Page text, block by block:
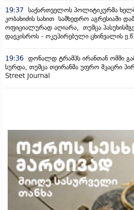
19:37 საქართველოს პოლიტიკურმა
კობახიძის სახით სამხედრო აგრესიაში
ოფიციალურად აღიარა, თუმცა
დაეკისროს - ოკუპირებული ცხინვალის
19:36 დონალდ ტრამპს ირანთან ომში
სურდა, თუმცა თეირანმა უფრო მკაცრი
Street Journal